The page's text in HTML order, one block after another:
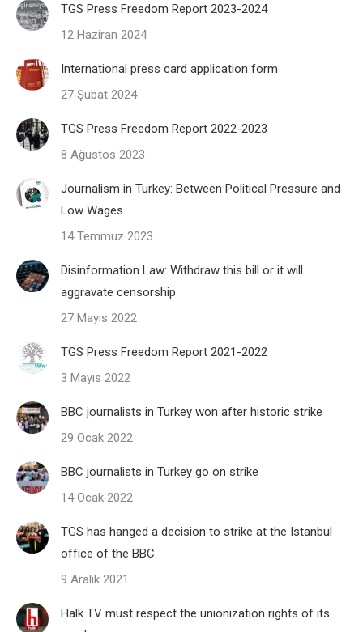
TGS Press Freedom Report 2023-2024
12 Haziran 2024
International press card application form
27 Şubat 2024
TGS Press Freedom Report 2022-2023
8 Ağustos 2023
Journalism in Turkey: Between Political Pressure and
Low Wages
14 Temmuz 2023
Disinformation Law: Withdraw this bill or it will
aggravate censorship
27 Mayıs 2022
TGS Press Freedom Report 2021-2022
3 Mayıs 2022
BBC journalists in Turkey won after historic strike
29 Ocak 2022
BBC journalists in Turkey go on strike
14 Ocak 2022
TGS has hanged a decision to strike at the Istanbul
office of the BBC
9 Aralık 2021
Halk TV must respect the unionization rights of its